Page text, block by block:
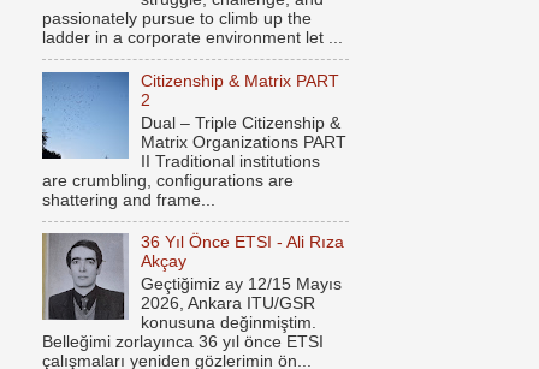
passionately pursue to climb up the
ladder in a corporate environment let ...
Citizenship & Matrix PART
2
Dual – Triple Citizenship &
Matrix Organizations PART
II Traditional institutions
are crumbling, configurations are
shattering and frame...
36 Yıl Önce ETSI - Ali Rıza
Akçay
Geçtiğimiz ay 12/15 Mayıs
2026, Ankara ITU/GSR
konusuna değinmiştim.
Belleğimi zorlayınca 36 yıl önce ETSI
çalışmaları yeniden gözlerimin ön...